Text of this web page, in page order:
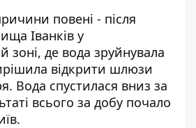
повені - після
Іванків у
зоні, де вода зруйнувала
відкрити шлюзи
Вода спустилася вниз за
всього за добу почало